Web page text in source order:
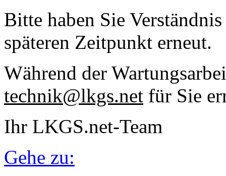
Bitte haben Sie
späteren Zeitpunkt erneut.
Während der
technik@lkgs.net für Sie
Ihr LKGS.net-Team
Gehe zu: